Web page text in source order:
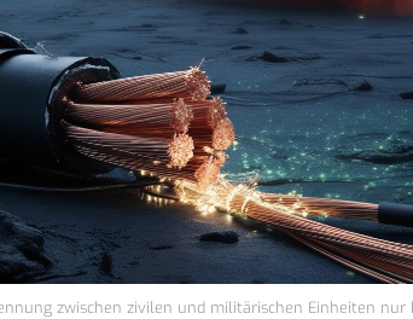
zwischen zivilen und militärischen Einheiten nur